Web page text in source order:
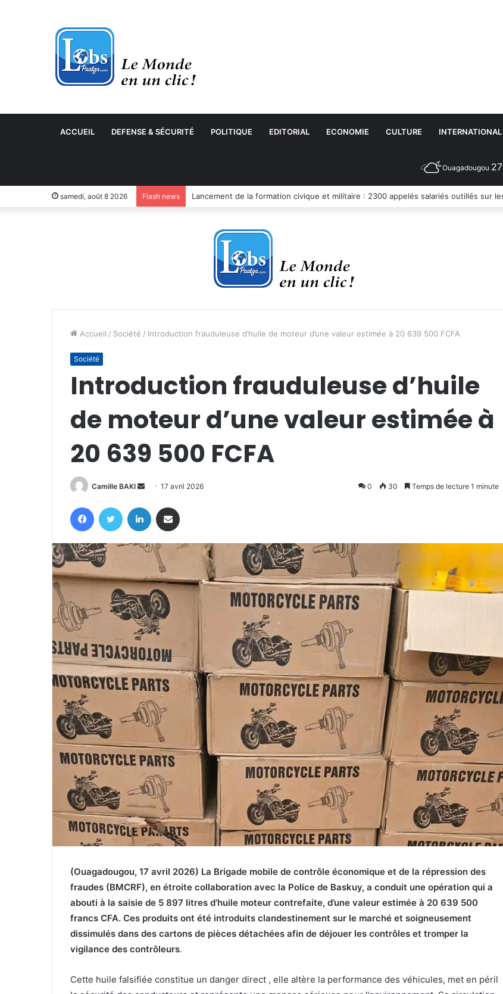
ACCUEIL DEFENSE & SÉCURITÉ POLITIQUE EDITORIAL ECONOMIE CULTURE INTERNATIONAL
Ouagadougou 27
samedi, août 8 2026 Flash news
Accueil / Société / Introduction frauduleuse d’huile de moteur d’une valeur estimée à 20 639 500 FCFA
Société
Introduction frauduleuse d’huile
de moteur d’une valeur estimée à
20 639 500 FCFA
Camille BAKI
Envoyer
courriel
17 avril 2026 0 30 Temps de lecture 1 minute
FacebookTwitter Linkedin
(Ouagadougou, 17 avril 2026) La Brigade mobile de contrôle économique et de la répression des
fraudes (BMCRF), en étroite collaboration avec la Police de Baskuy, a conduit une opération qui a
abouti à la saisie de 5 897 litres d’huile moteur contrefaite, d’une valeur estimée à 20 639 500
francs CFA. Ces produits ont été introduits clandestinement sur le marché et soigneusement
dissimulés dans des cartons de pièces détachées afin de déjouer les contrôles et tromper la
vigilance des contrôleurs.
Cette huile falsifiée constitue un danger direct , elle altère la performance des véhicules, met en péril